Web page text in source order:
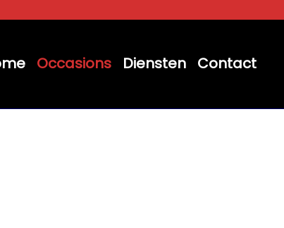
Occasions Diensten Contact